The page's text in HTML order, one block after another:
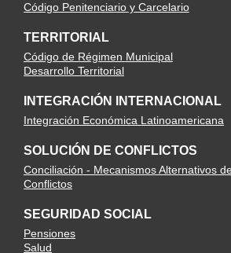
Código Penitenciario y Carcelario
TERRITORIAL
Código de Régimen Municipal
Desarrollo Territorial
INTEGRACIÓN INTERNACIONAL
Integración Económica Latinoamericana
SOLUCIÓN DE CONFLICTOS
Conciliación - Mecanismos Alternativos
Conflictos
SEGURIDAD SOCIAL
Pensiones
Salud